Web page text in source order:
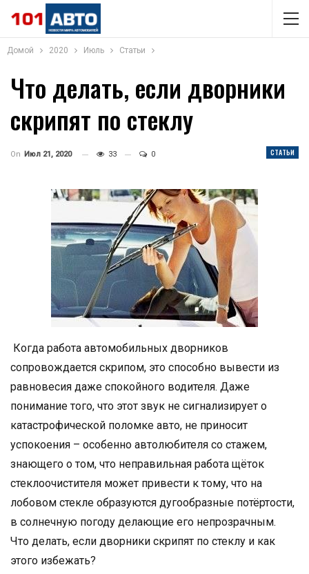
Домой 2020 Июль Статьи
Что делать, если дворники
скрипят по стеклу
СТАТЬИ
On Июл 21, 2020 33 0
Когда работа автомобильных дворников
сопровождается скрипом, это способно вывести из
равновесия даже спокойного водителя. Даже
понимание того, что этот звук не сигнализирует о
катастрофической поломке авто, не приносит
успокоения – особенно автолюбителя со стажем,
знающего о том, что неправильная работа щёток
стеклоочистителя может привести к тому, что на
лобовом стекле образуются дугообразные потёртости,
в солнечную погоду делающие его непрозрачным.
Что делать, если дворники скрипят по стеклу и как
этого избежать?